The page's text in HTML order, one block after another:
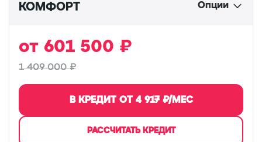
КОМФОРТ Опции
от 601 500 ₽
1 409 000 ₽
В КРЕДИТ ОТ 4 917₽/МЕС
РАССЧИТАТЬ КРЕДИТ